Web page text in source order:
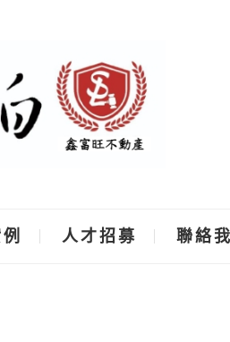
人才招募 聯絡